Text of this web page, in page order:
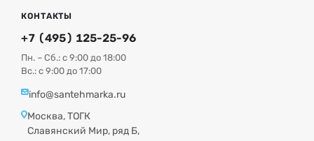
КОНТАКТЫ
+7 (495) 125-25-96
Пн. – Сб.: с 9:00 до 18:00
Вс.: с 9:00 до 17:00
info@santehmarka.ru
Москва, ТОГК
Славянский Мир, ряд Б,